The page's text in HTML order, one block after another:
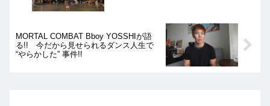
MORTAL COMBAT Bboy YOSSHIが語
る!! 今だから見せられるダンス人生で
“やらかした” 事件!!